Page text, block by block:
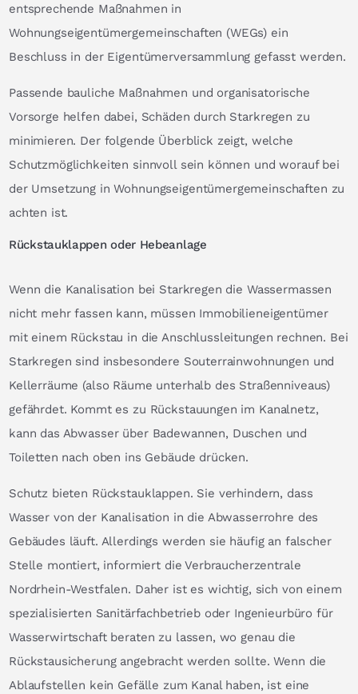
entsprechende Maßnahmen in
Wohnungseigentümergemeinschaften (WEGs) ein
Beschluss in der Eigentümerversammlung gefasst werden.
Passende bauliche Maßnahmen und organisatorische
Vorsorge helfen dabei, Schäden durch Starkregen zu
minimieren. Der folgende Überblick zeigt, welche
Schutzmöglichkeiten sinnvoll sein können und worauf bei
der Umsetzung in Wohnungseigentümergemeinschaften zu
achten ist.
Rückstauklappen oder Hebeanlage
Wenn die Kanalisation bei Starkregen die Wassermassen
nicht mehr fassen kann, müssen Immobilieneigentümer
mit einem Rückstau in die Anschlussleitungen rechnen. Bei
Starkregen sind insbesondere Souterrainwohnungen und
Kellerräume (also Räume unterhalb des Straßenniveaus)
gefährdet. Kommt es zu Rückstauungen im Kanalnetz,
kann das Abwasser über Badewannen, Duschen und
Toiletten nach oben ins Gebäude drücken.
Schutz bieten Rückstauklappen. Sie verhindern, dass
Wasser von der Kanalisation in die Abwasserrohre des
Gebäudes läuft. Allerdings werden sie häufig an falscher
Stelle montiert, informiert die Verbraucherzentrale
Nordrhein-Westfalen. Daher ist es wichtig, sich von einem
spezialisierten Sanitärfachbetrieb oder Ingenieurbüro für
Wasserwirtschaft beraten zu lassen, wo genau die
Rückstausicherung angebracht werden sollte. Wenn die
Ablaufstellen kein Gefälle zum Kanal haben, ist eine